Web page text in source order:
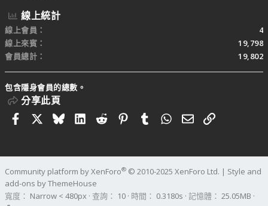
線上統計
線上會員
4
線上來賓
19,798
會員總計
19,802
包含隱身會員的總數。
分享此頁
FacebookBlueskyLinkedIn
RedditPinterestTumblrWhatsApp
電子郵件
連結
Community platform by XenForo® © 2010-2025 XenForo Ltd. | Style and
add-ons by ThemeHouse
寬度
查詢 10 時間 0.3180s 記憶體 25.05MB